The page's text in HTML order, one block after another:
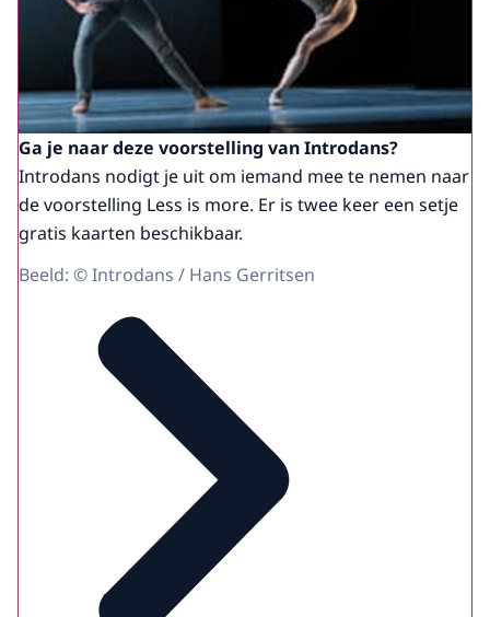
Ga je naar deze voorstelling van Introdans?
Introdans nodigt je uit om iemand mee te nemen naar
de voorstelling Less is more. Er is twee keer een setje
gratis kaarten beschikbaar.
Beeld: © Introdans / Hans Gerritsen